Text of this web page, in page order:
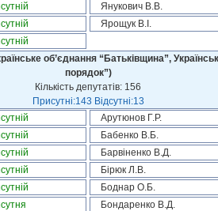
Янукович В.В.
Ярощук В.І.
об’єднання “Батьківщина”,
порядок”)
Кількість депутатів: 156
Присутні:143 Відсутні:13
Арутюнов Г.Р.
Бабенко В.Б.
Барвіненко В.Д.
Бірюк Л.В.
Боднар О.Б.
Бондаренко В.Д.